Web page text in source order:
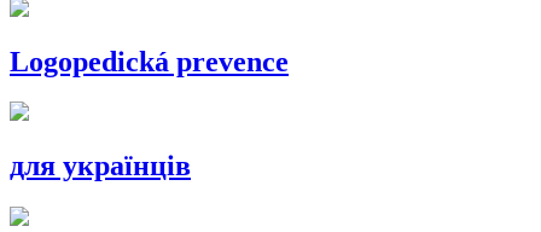
Logopedická prevence
для українців